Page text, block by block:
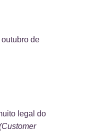
de
legal do